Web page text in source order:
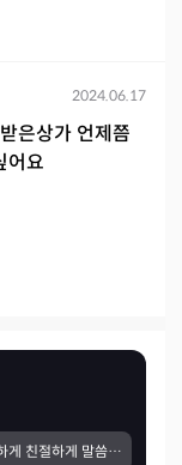
2024.06.17
은상가 언제쯤
어요
사업에 관한 질문을 많이 했는데 자세하게 친절하게 말씀해 주셨고 만족합니다. 주로 계야건이나 상대방 업체가 어떤 상대인지 직원채용시 그 사람은 어떤사람인지 채용해도 될지를 많이 상담 했는데 잘 맞았어요.. 감사합니다~~~~~~~~